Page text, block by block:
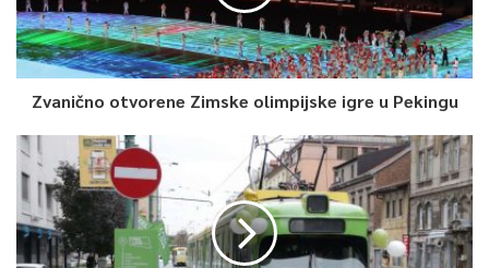
formalno ugovorom dogovoreno i da će ovo biti jedan od
najatraktivnijih destinacija u Europi – naglasio je ministar Delić,
saopćeno je iz Službe za protokol i press KS.
0
Article Rating
Zvanično otvorene Zimske olimpijske igre u Pekingu